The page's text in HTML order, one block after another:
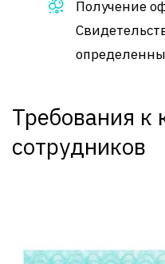
Получение
Требования к
сотрудников